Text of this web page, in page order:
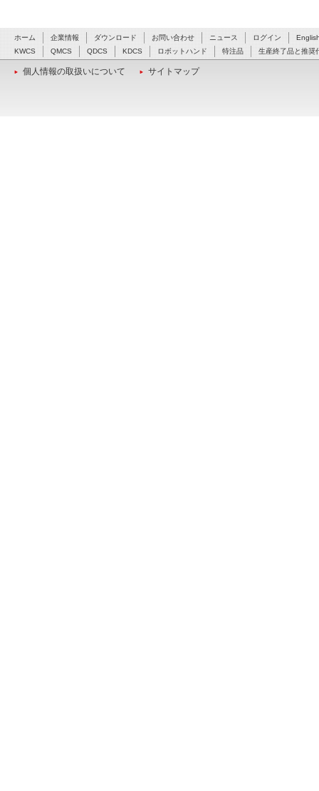
ホーム 企業情報 ダウンロード お問い合わせ ニュース ログイン
KWCS
QMCS QDCS KDCS ロボットハンド 特注品 生産終了品と推奨
個人情報の取扱いについて サイトマップ